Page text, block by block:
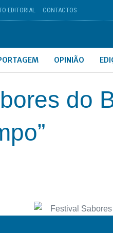
EDITORIAL CONTACTOS
OPINIÃO
do